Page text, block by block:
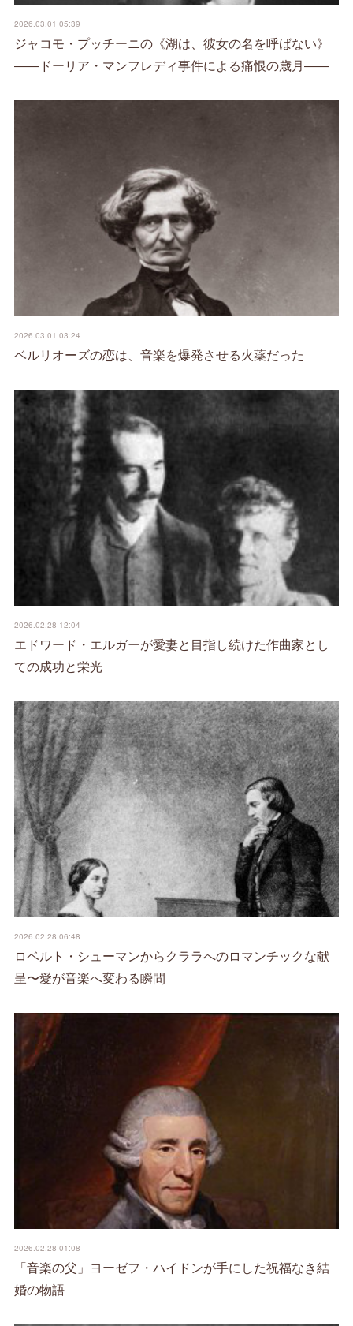
2026.03.01 05:39
ジャコモ・プッチーニの《湖は、彼女の名を呼ばない》
――ドーリア・マンフレディ事件による痛恨の歳月――
2026.03.01 03:24
ベルリオーズの恋は、音楽を爆発させる火薬だった
2026.02.28 12:04
エドワード・エルガーが愛妻と目指し続けた作曲家とし
ての成功と栄光
2026.02.28 06:48
ロベルト・シューマンからクララへのロマンチックな献
呈〜愛が音楽へ変わる瞬間
2026.02.28 01:08
「音楽の父」ヨーゼフ・ハイドンが手にした祝福なき結
婚の物語